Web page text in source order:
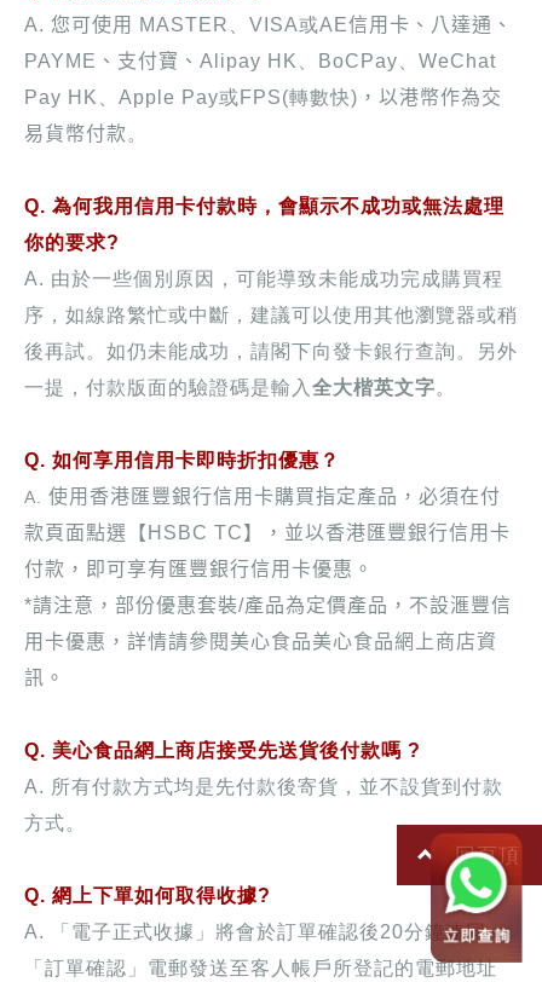
回頁頂
A. 您可使用 MASTER、 VISA或AE信用卡、八達通、
PAYME 、支付寶、 Alipay HK、 BoCPay、WeChat
Pay HK、Apple Pay或FPS(轉數快) ，以港幣作為交
易貨幣付款 。
Q. 為何我用信用卡付款時，會顯示不成功或無法處理
你的要求?
A. 由於一些個別原因，可能導致未能成功完成購買程
序，如線路繁忙或中斷，建議可以使用其他瀏覽器或稍
後再試。如仍未能成功，請閣下向發卡銀行查詢。另外
一提，付款版面的驗證碼是輸入 全大楷英文字。
Q. 如何享用信用卡即時折扣優惠？
A. 使用香港匯豐銀行信用卡購買指定產品，必須在付
款頁面點選 【 HSBC TC】，並以香港匯豐銀行信用卡
付款，即可享有匯豐銀行信用卡優惠。
*請注意，部份優惠套裝/產品為定價產品，不設滙豐信
用卡優惠，詳情請參閱美心食品美心食品網上商店資
訊。
Q. 美心食品網上商店接受先送貨後付款嗎 ?
A. 所有付款方式均是先付款後寄貨，並不設貨到付款
方式。
Q. 網上下單如何取得收據?
A. 「電子正式收據」將會於訂單確認後20分鐘連同
「訂單確認」電郵發送至客人帳戶所登記的電郵地址